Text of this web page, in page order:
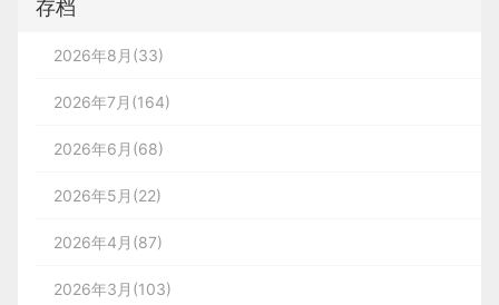
存档
2026年8月(33)
2026年7月(164)
2026年6月(68)
2026年5月(22)
2026年4月(87)
2026年3月(103)